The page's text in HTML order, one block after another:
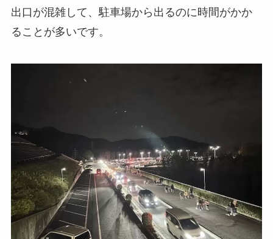
出口が混雑して、駐車場から出るのに時間がかか
ることが多いです。